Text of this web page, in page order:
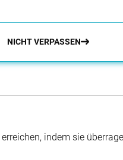
NICHT VERPASSEN
indem sie